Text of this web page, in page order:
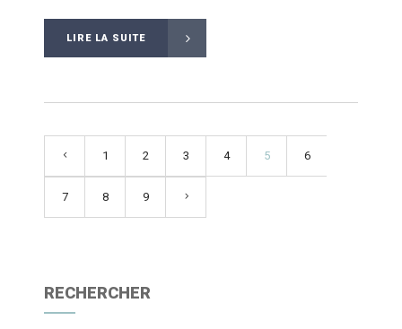
LIRE LA SUITE
1 2 3 4 5 6
7 8 9
RECHERCHER